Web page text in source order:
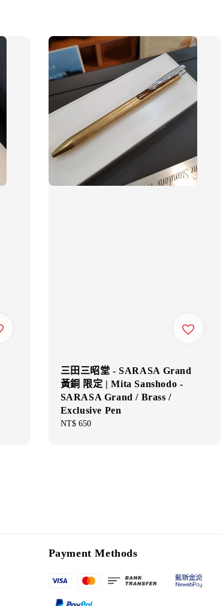
三田三昭堂 - SARASA Grand
黃銅 限定 | Mita Sanshodo -
SARASA Grand / Brass /
Exclusive Pen
Regular
NT$ 650
Payment Methods